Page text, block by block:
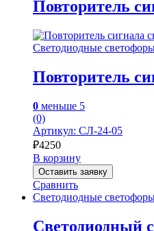
Повторитель
Светодиодные
Повторитель
0 меньше 5
(0)
Артикул: СЛ-24-05
₽4250
В корзину
Оставить заявку
Сравнить
Светодиодные
Светодиодный